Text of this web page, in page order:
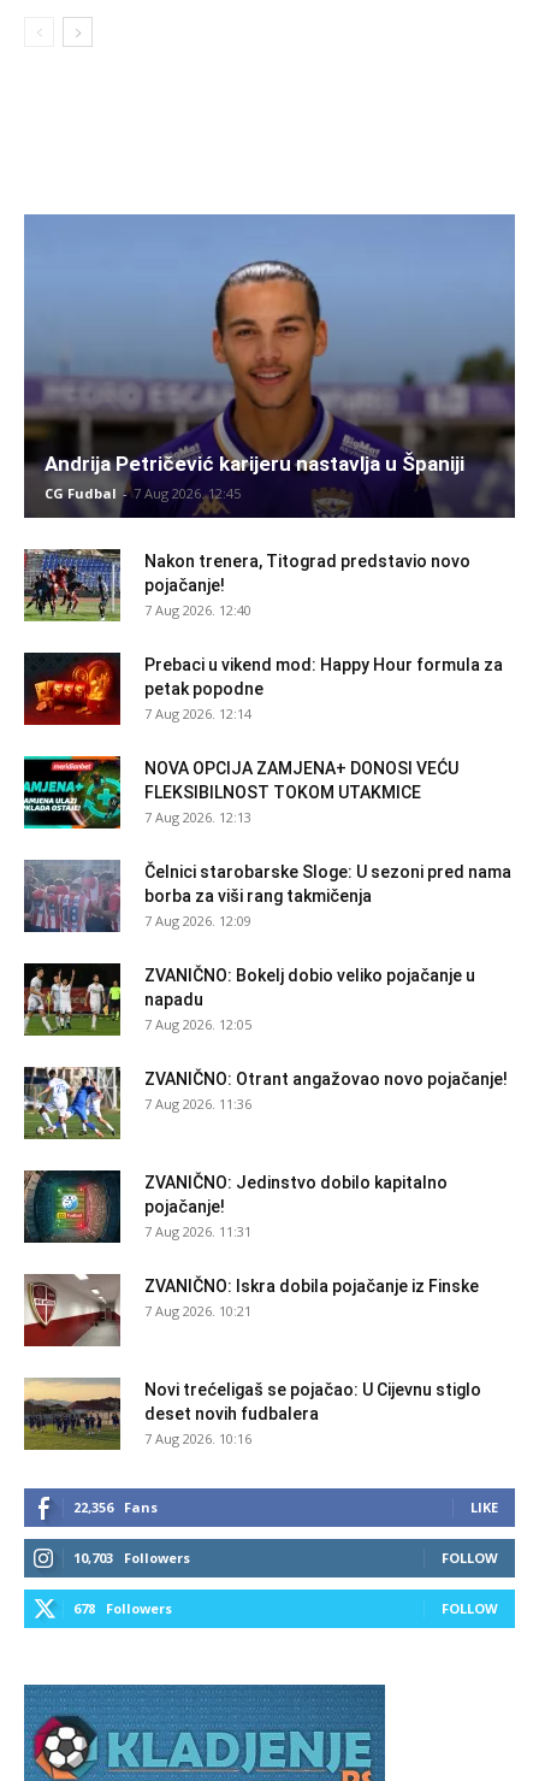
Andrija Petričević karijeru nastavlja u Španiji
CG Fudbal - 7 Aug 2026. 12:45
Nakon trenera, Titograd predstavio novo
pojačanje!
7 Aug 2026. 12:40
Prebaci u vikend mod: Happy Hour formula za
petak popodne
7 Aug 2026. 12:14
NOVA OPCIJA ZAMJENA+ DONOSI VEĆU
FLEKSIBILNOST TOKOM UTAKMICE
7 Aug 2026. 12:13
Čelnici starobarske Sloge: U sezoni pred nama
borba za viši rang takmičenja
7 Aug 2026. 12:09
ZVANIČNO: Bokelj dobio veliko pojačanje u
napadu
7 Aug 2026. 12:05
ZVANIČNO: Otrant angažovao novo pojačanje!
7 Aug 2026. 11:36
ZVANIČNO: Jedinstvo dobilo kapitalno
pojačanje!
7 Aug 2026. 11:31
ZVANIČNO: Iskra dobila pojačanje iz Finske
7 Aug 2026. 10:21
Novi trećeligaš se pojačao: U Cijevnu stiglo
deset novih fudbalera
7 Aug 2026. 10:16
22,356 Fans LIKE
10,703 Followers FOLLOW
678 Followers FOLLOW